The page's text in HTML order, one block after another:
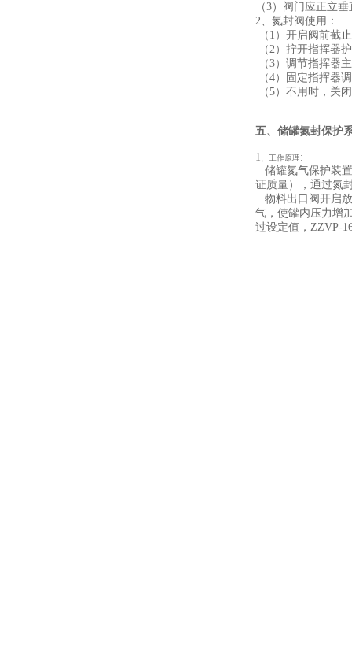
（3）阀门应正立
2、氮封阀使用：
（1）开启阀前截
（2）拧开指挥器
（3）调节指挥器
（4）固定指挥器
（5）不用时，关
五、 储罐氮封保护
1 、工作原理:
储罐氮气保护装
证质量），通过氮
物料出口阀开启
气，使罐内压力增
过设定值，ZZVP-